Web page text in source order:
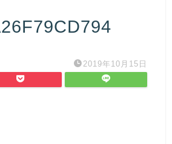
2019年10月15日